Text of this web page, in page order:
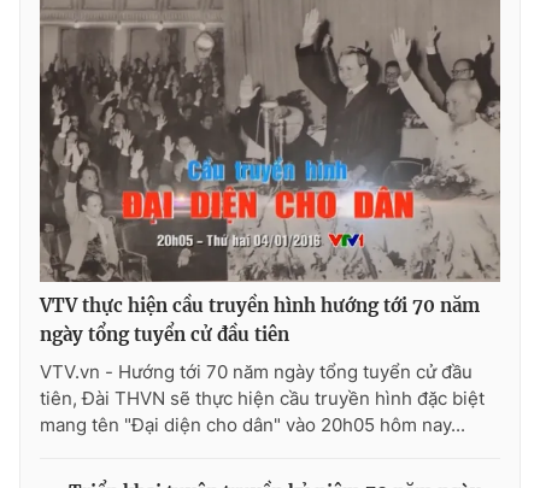
VTV4 Vươn mình bằng AI
VTV9 VTV8
Liên hệ tòa soạn English
THỜI BÁO VTV
Theo dõi báo trên
Cơ quan chủ quản:Đài Truyền hình Việt Nam
VTV thực hiện cầu truyền hình hướng tới 70 năm
ngày tổng tuyển cử đầu tiên
VTV.vn - Hướng tới 70 năm ngày tổng tuyển cử đầu
tiên, Đài THVN sẽ thực hiện cầu truyền hình đặc biệt
mang tên "Đại diện cho dân" vào 20h05 hôm nay...